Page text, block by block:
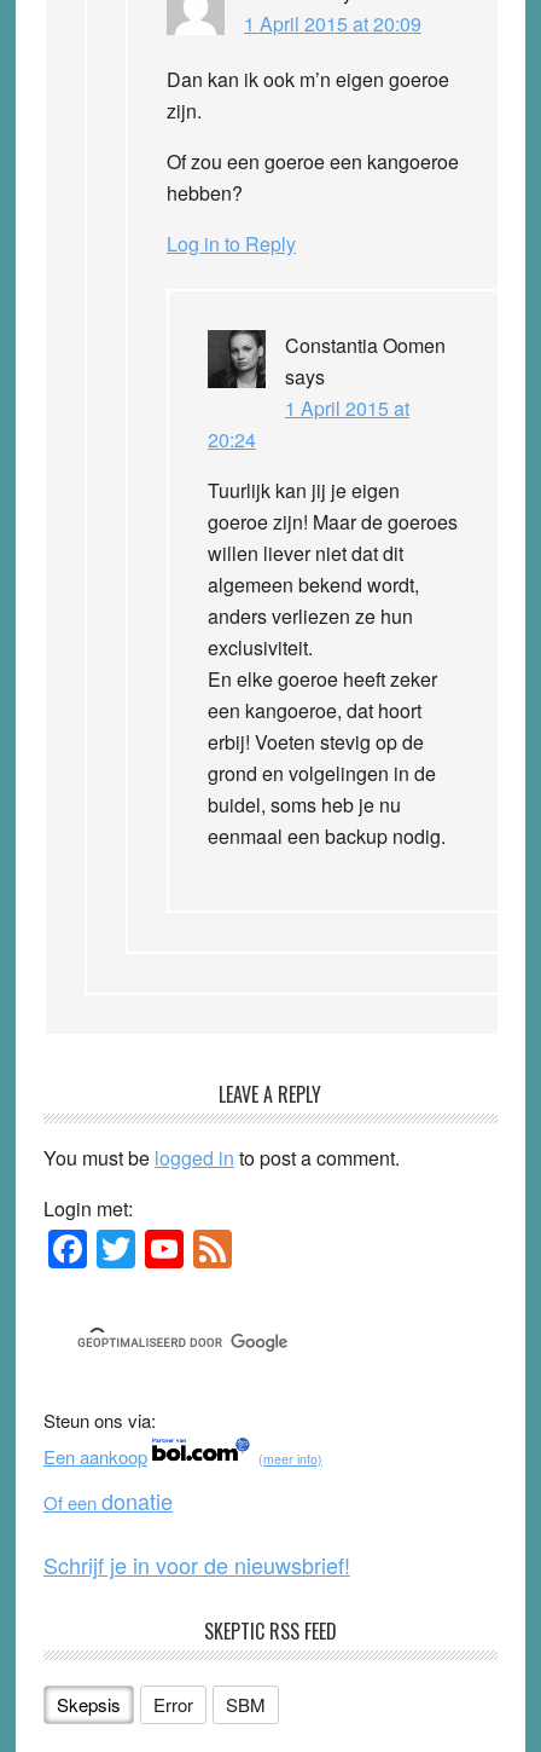
1 April 2015 at 20:09
Dan kan ik ook m’n eigen goeroe
zijn.
Of zou een goeroe een kangoeroe
hebben?
Log in to Reply
Constantia Oomen
says
1 April 2015 at
20:24
Tuurlijk kan jij je eigen
goeroe zijn! Maar de goeroes
willen liever niet dat dit
algemeen bekend wordt,
anders verliezen ze hun
exclusiviteit.
En elke goeroe heeft zeker
een kangoeroe, dat hoort
erbij! Voeten stevig op de
grond en volgelingen in de
buidel, soms heb je nu
eenmaal een backup nodig.
LEAVE A REPLY
You must be logged in to post a comment.
Login met:
Primary
Sidebar
F
a
c
e
b
o
o
k
T
wi
tt
er
Y
o
u
T
b
e
F
e
d
Steun ons via:
Een aankoop
(meer info)
Of eendonatie
Schrijf je in voor de nieuwsbrief!
SKEPTIC RSS FEED
Skepsis Error SBM